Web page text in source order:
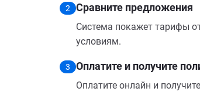
2 Сравните предложения
Система покажет тарифы
условиям.
3 Оплатите и получите
Оплатите онлайн и